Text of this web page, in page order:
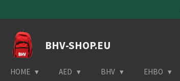
direct
naar
hoofdinhoud
BHV-SHOP.EU
HOME AED BHV EHBO